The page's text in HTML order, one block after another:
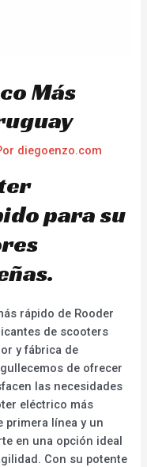
Más
diegoenzo.com
para su
rápido de Rooder
de scooters
y fábrica de
de ofrecer
las necesidades
eléctrico más
primera línea y un
en una opción ideal
Con su potente